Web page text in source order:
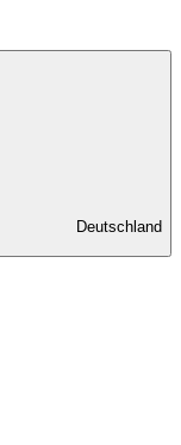
Deutschland